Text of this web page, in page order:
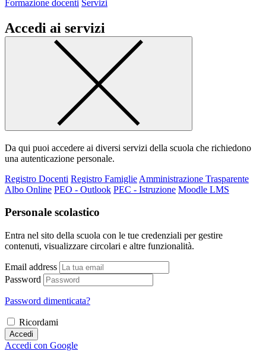
Formazione docenti Servizi
Accedi ai servizi
Da qui puoi accedere ai diversi servizi della scuola che richiedono
una autenticazione personale.
Registro Docenti Registro Famiglie Amministrazione Trasparente
Albo Online PEO - Outlook PEC - Istruzione Moodle LMS
Personale scolastico
Entra nel sito della scuola con le tue credenziali per gestire
contenuti, visualizzare circolari e altre funzionalità.
Email address
Password
Password dimenticata?
Ricordami
Accedi
Accedi con Google